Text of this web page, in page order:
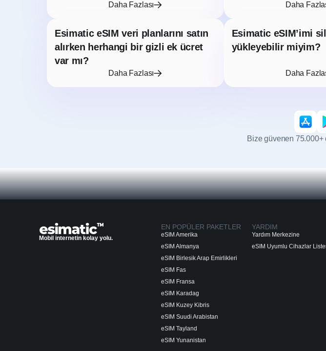
Daha Fazlası Daha
Esimatic eSIM veri planlarını satın
alırken herhangi bir gizli ek ücret
var mı?
Daha Fazlası
Esimatic eSIM’imi
yükleyebilir miyim?
Daha
Bize güvenen 75.000+
Mobil internetin kolay yolu.
EN POPÜLER PAKETLER
eSIM Amerika
eSIM Almanya
eSIM Birlesik Arap Emirlikleri
eSIM Fas
eSIM Fransa
eSIM Karadag
eSIM Kuzey Kibris
eSIM Suudi Arabistan
eSIM Tayland
eSIM Yunanistan
YARDIM
Yardım Merkezine
eSIM Uyumlu Cihazlar